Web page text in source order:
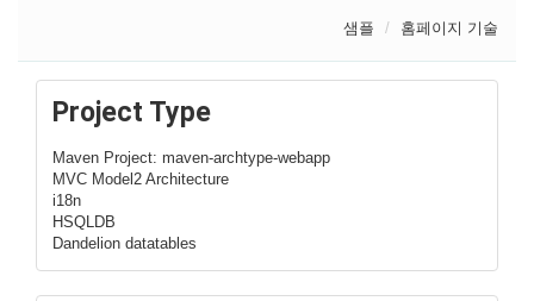
샘플 홈페이지 기술
Project Type
Maven Project: maven-archtype-webapp
MVC Model2 Architecture
i18n
HSQLDB
Dandelion datatables